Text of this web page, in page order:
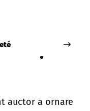
auctor a ornare